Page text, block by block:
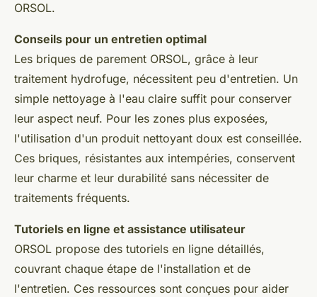
ORSOL.
Conseils pour un entretien optimal
Les briques de parement ORSOL, grâce à leur
traitement hydrofuge, nécessitent peu d'entretien. Un
simple nettoyage à l'eau claire suffit pour conserver
leur aspect neuf. Pour les zones plus exposées,
l'utilisation d'un produit nettoyant doux est conseillée.
Ces briques, résistantes aux intempéries, conservent
leur charme et leur durabilité sans nécessiter de
traitements fréquents.
Tutoriels en ligne et assistance utilisateur
ORSOL propose des tutoriels en ligne détaillés,
couvrant chaque étape de l'installation et de
l'entretien. Ces ressources sont conçues pour aider